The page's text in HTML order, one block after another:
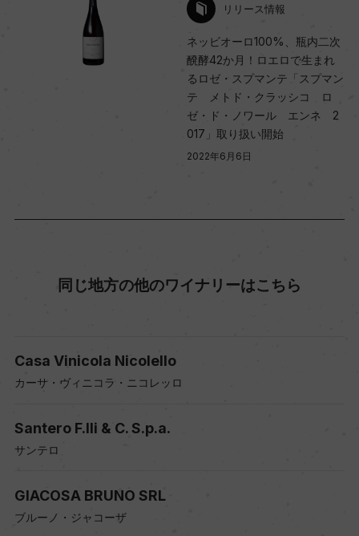
リリース情報
ネッビオーロ100%、瓶内二次
醗酵42か月！ロエロで生まれ
るロゼ・スプマンテ「スプマン
テ メトド・クラッシコ ロ
ゼ・ド・ノワール エンネ 2
017」取り扱い開始
2022年6月6日
同じ地方の他のワイナリーはこちら
Casa Vinicola Nicolello
カーサ・ヴィニコラ・ニコレッロ
Santero F.lli & C. S.p.a.
サンテロ
GIACOSA BRUNO SRL
ブルーノ・ジャコーザ